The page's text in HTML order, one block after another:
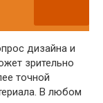
дизайна и
зрительно
точной
В любом